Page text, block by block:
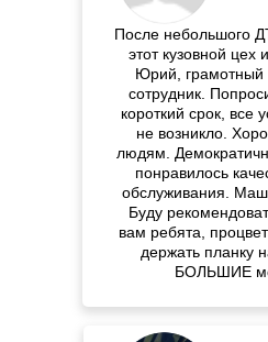
После небольшого
этот кузовной цех
Юрий, грамотный
сотрудник.
короткий срок, все
не возникло.
людям.
понравилось
обслуживания.
Буду
вам ребята,
держать планку
БОЛЬШИЕ